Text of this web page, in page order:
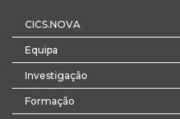
CICS.NOVA
Equipa
Investigação
Formação